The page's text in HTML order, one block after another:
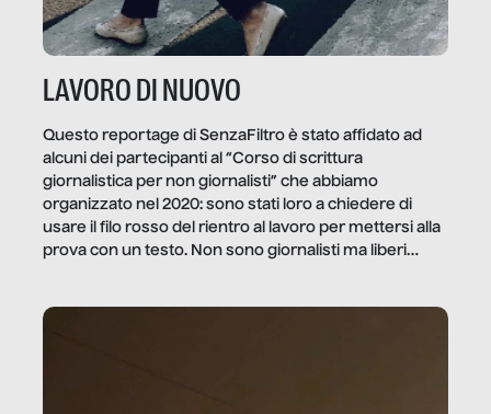
LAVORO DI NUOVO
Questo reportage di SenzaFiltro è stato affidato ad
alcuni dei partecipanti al “Corso di scrittura
giornalistica per non giornalisti” che abbiamo
organizzato nel 2020: sono stati loro a chiedere di
usare il filo rosso del rientro al lavoro per mettersi alla
prova con un testo. Non sono giornalisti ma liberi